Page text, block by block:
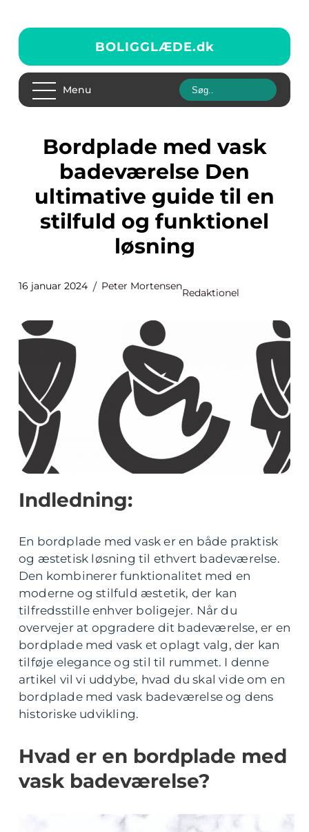
BOLIGGLÆDE.dk
Menu
Bordplade med vask
badeværelse Den
ultimative guide til en
stilfuld og funktionel
løsning
16 januar 2024 Peter Mortensen
Redaktionel
Indledning:
En bordplade med vask er en både praktisk
og æstetisk løsning til ethvert badeværelse.
Den kombinerer funktionalitet med en
moderne og stilfuld æstetik, der kan
tilfredsstille enhver boligejer. Når du
overvejer at opgradere dit badeværelse, er en
bordplade med vask et oplagt valg, der kan
tilføje elegance og stil til rummet. I denne
artikel vil vi uddybe, hvad du skal vide om en
bordplade med vask badeværelse og dens
historiske udvikling.
Hvad er en bordplade med
vask badeværelse?